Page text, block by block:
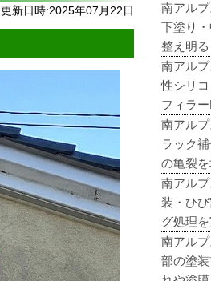
更新日時:2025年07月22日
南アル
下塗り
整え明
南アル
性シリ
フィラ
南アル
ラック
の亀裂
南アル
装・ひ
グ処理
南アル
部の塗